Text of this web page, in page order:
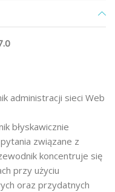
administracji sieci Web
błyskawicznie
związane z
koncentruje się
przy użyciu
oraz przydatnych